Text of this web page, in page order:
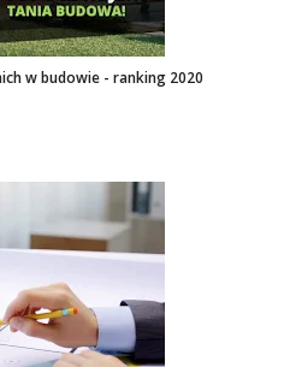
w budowie - ranking 2020